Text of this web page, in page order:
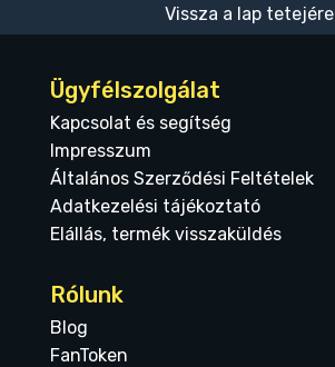
Vissza a lap tetejére
Ügyfélszolgálat
Kapcsolat és segítség
Impresszum
Általános Szerződési Feltételek
Adatkezelési tájékoztató
Elállás, termék visszaküldés
Rólunk
Blog
FanToken